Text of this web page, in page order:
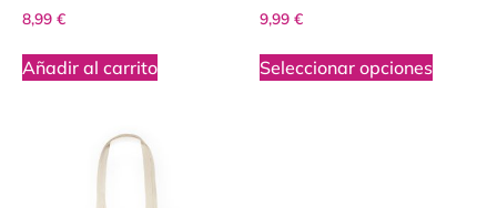
8,99 €
Añadir al carrito
9,99 €
Seleccionar opciones